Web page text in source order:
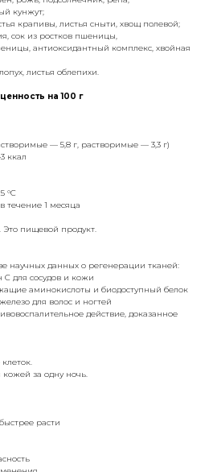
кунжут;
крапивы, листья сныти, хвощ полевой;
сок из ростков пшеницы,
антиоксидантный комплекс, хвойная
листья облепихи.
на 100 г
— 5,8 г, растворимые — 3,3 г)
ккал
°C
течение 1 месяца
Это пищевой продукт.
научных данных о регенерации тканей:
для сосудов и кожи
аминокислоты и биодоступный белок
для волос и ногтей
действие, доказанное
за одну ночь.
расти